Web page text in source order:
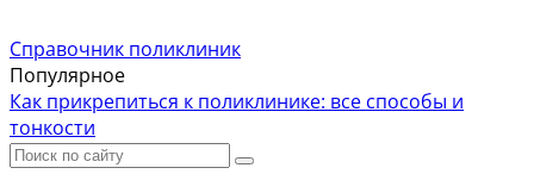
Справочник поликлиник
Популярное
Как прикрепиться к поликлинике: все способы и
тонкости